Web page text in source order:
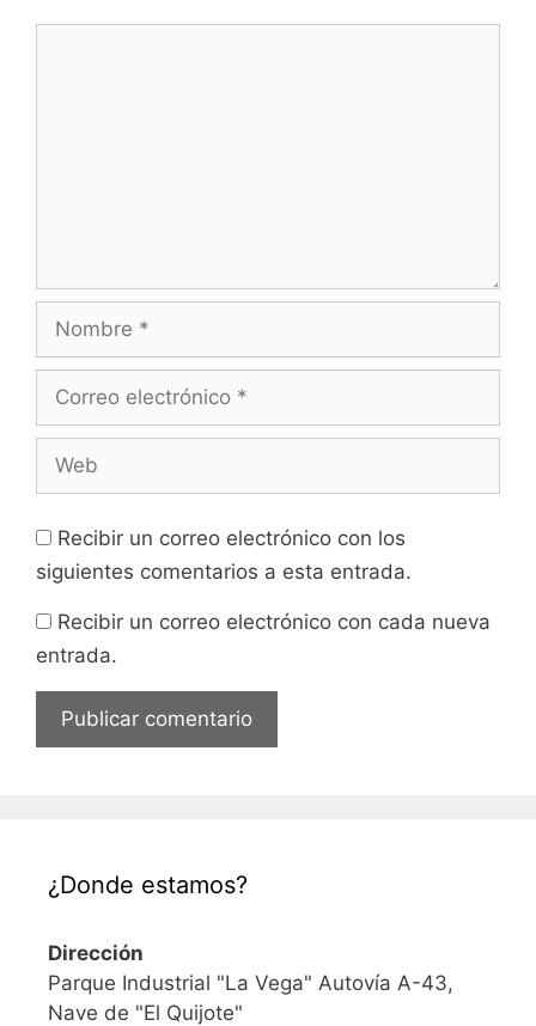
Recibir un correo electrónico con los
siguientes comentarios a esta entrada.
Recibir un correo electrónico con cada nueva
entrada.
¿Donde estamos?
Dirección
Parque Industrial "La Vega" Autovía A-43,
Nave de "El Quijote"